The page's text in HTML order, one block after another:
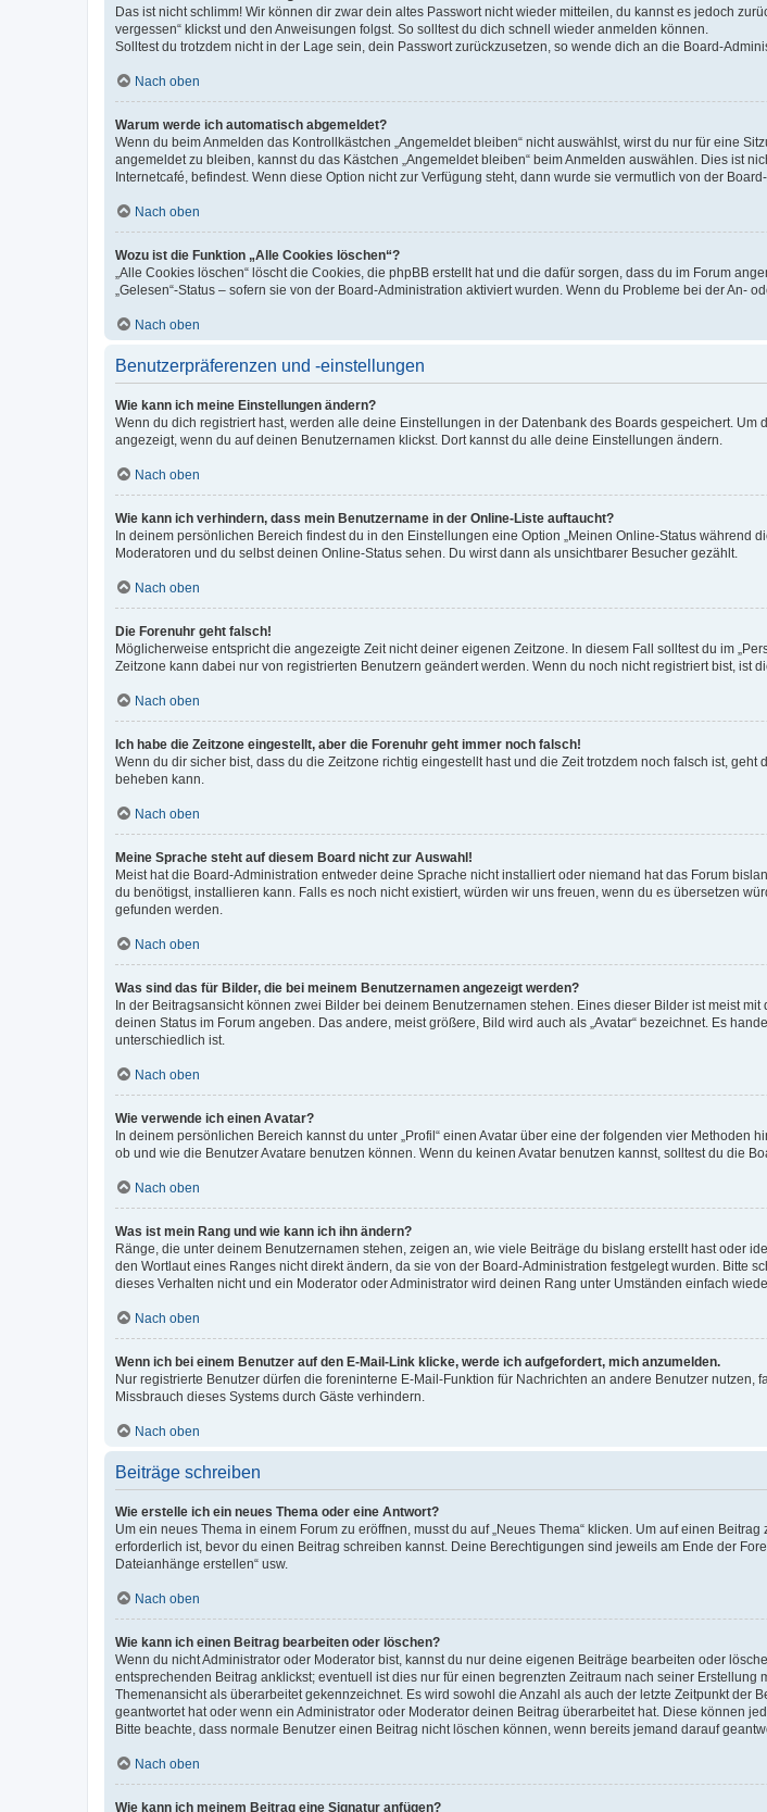
Das ist nicht schlimm! Wir können dir zwar dein altes Passwort nicht wieder mitteilen, du kannst es jedoch
vergessen“ klickst und den Anweisungen folgst. So solltest du dich schnell wieder anmelden können.
Solltest du trotzdem nicht in der Lage sein, dein Passwort zurückzusetzen, so wende dich an die Board-
Nach oben
Warum werde ich automatisch abgemeldet?
Wenn du beim Anmelden das Kontrollkästchen „Angemeldet bleiben“ nicht auswählst, wirst du nur für eine
angemeldet zu bleiben, kannst du das Kästchen „Angemeldet bleiben“ beim Anmelden auswählen. Dies ist
Internetcafé, befindest. Wenn diese Option nicht zur Verfügung steht, dann wurde sie vermutlich von der
Nach oben
Wozu ist die Funktion „Alle Cookies löschen“?
„Alle Cookies löschen“ löscht die Cookies, die phpBB erstellt hat und die dafür sorgen, dass du im Forum
„Gelesen“-Status – sofern sie von der Board-Administration aktiviert wurden. Wenn du Probleme bei der An-
Nach oben
Benutzerpräferenzen und -einstellungen
Wie kann ich meine Einstellungen ändern?
Wenn du dich registriert hast, werden alle deine Einstellungen in der Datenbank des Boards gespeichert.
angezeigt, wenn du auf deinen Benutzernamen klickst. Dort kannst du alle deine Einstellungen ändern.
Nach oben
Wie kann ich verhindern, dass mein Benutzername in der Online-Liste auftaucht?
In deinem persönlichen Bereich findest du in den Einstellungen eine Option „Meinen Online-Status während
Moderatoren und du selbst deinen Online-Status sehen. Du wirst dann als unsichtbarer Besucher gezählt.
Nach oben
Die Forenuhr geht falsch!
Möglicherweise entspricht die angezeigte Zeit nicht deiner eigenen Zeitzone. In diesem Fall solltest du im
Zeitzone kann dabei nur von registrierten Benutzern geändert werden. Wenn du noch nicht registriert bist, ist
Nach oben
Ich habe die Zeitzone eingestellt, aber die Forenuhr geht immer noch falsch!
Wenn du dir sicher bist, dass du die Zeitzone richtig eingestellt hast und die Zeit trotzdem noch falsch ist,
beheben kann.
Nach oben
Meine Sprache steht auf diesem Board nicht zur Auswahl!
Meist hat die Board-Administration entweder deine Sprache nicht installiert oder niemand hat das Forum
du benötigst, installieren kann. Falls es noch nicht existiert, würden wir uns freuen, wenn du es übersetzen
gefunden werden.
Nach oben
Was sind das für Bilder, die bei meinem Benutzernamen angezeigt werden?
In der Beitragsansicht können zwei Bilder bei deinem Benutzernamen stehen. Eines dieser Bilder ist meist
deinen Status im Forum angeben. Das andere, meist größere, Bild wird auch als „Avatar“ bezeichnet. Es
unterschiedlich ist.
Nach oben
Wie verwende ich einen Avatar?
In deinem persönlichen Bereich kannst du unter „Profil“ einen Avatar über eine der folgenden vier Methoden
ob und wie die Benutzer Avatare benutzen können. Wenn du keinen Avatar benutzen kannst, solltest du die
Nach oben
Was ist mein Rang und wie kann ich ihn ändern?
Ränge, die unter deinem Benutzernamen stehen, zeigen an, wie viele Beiträge du bislang erstellt hast oder
den Wortlaut eines Ranges nicht direkt ändern, da sie von der Board-Administration festgelegt wurden.
dieses Verhalten nicht und ein Moderator oder Administrator wird deinen Rang unter Umständen einfach
Nach oben
Wenn ich bei einem Benutzer auf den E-Mail-Link klicke, werde ich aufgefordert, mich anzumelden.
Nur registrierte Benutzer dürfen die foreninterne E-Mail-Funktion für Nachrichten an andere Benutzer
Missbrauch dieses Systems durch Gäste verhindern.
Nach oben
Beiträge schreiben
Wie erstelle ich ein neues Thema oder eine Antwort?
Um ein neues Thema in einem Forum zu eröffnen, musst du auf „Neues Thema“ klicken. Um auf einen
erforderlich ist, bevor du einen Beitrag schreiben kannst. Deine Berechtigungen sind jeweils am Ende der
Dateianhänge erstellen“ usw.
Nach oben
Wie kann ich einen Beitrag bearbeiten oder löschen?
Wenn du nicht Administrator oder Moderator bist, kannst du nur deine eigenen Beiträge bearbeiten oder
entsprechenden Beitrag anklickst; eventuell ist dies nur für einen begrenzten Zeitraum nach seiner
Themenansicht als überarbeitet gekennzeichnet. Es wird sowohl die Anzahl als auch der letzte Zeitpunkt
geantwortet hat oder wenn ein Administrator oder Moderator deinen Beitrag überarbeitet hat. Diese können
Bitte beachte, dass normale Benutzer einen Beitrag nicht löschen können, wenn bereits jemand darauf
Nach oben
Wie kann ich meinem Beitrag eine Signatur anfügen?